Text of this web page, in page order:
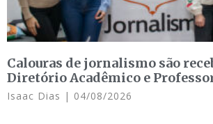
Calouras de jornalismo são
Diretório Acadêmico e
Isaac Dias 04/08/2026